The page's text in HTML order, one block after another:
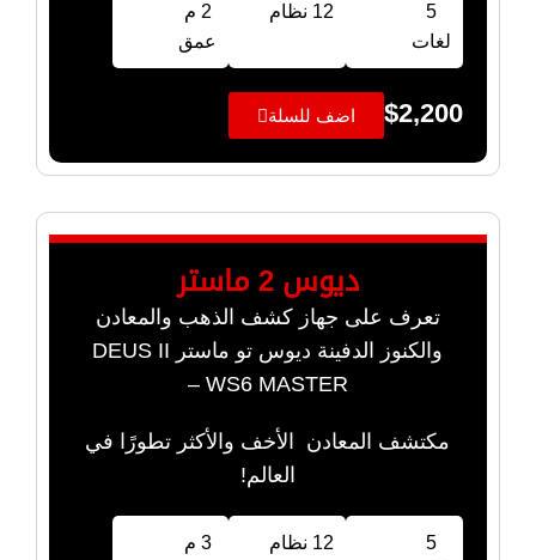
5
لغات
12 نظام
2 م
عمق
$2,200 اضف للسلة
ديوس 2 ماستر
تعرف على جهاز كشف الذهب والمعادن
والكنوز الدفينة ديوس تو ماستر DEUS II
WS6 MASTER –
مكتشف المعادن الأخف والأكثر تطورًا في
العالم!
5
12 نظام
3 م